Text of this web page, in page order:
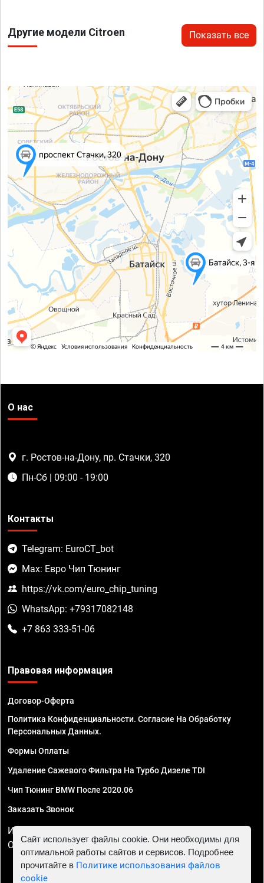
Другие модели Citroen Показать все
О нас
г. Ростов-на-Дону, пр. Стачки, 320
Пн-Сб | 09:00 - 19:00
Контакты
Telegram: EuroCT_bot
Max: Евро Чип Тюнинг
https://vk.com/euro_chip_tuning
WhatsApp: +79317082148
+7 863 333-51-06
Правовая информация
Договор-Оферта
Политика Конфиденциальности. Согласие На Обработку
Персональных Данных.
Формы Оплаты
Удаление Сажевого Фильтра На Турбо Дизеле TDI
Чип Тюнинг BMW После 2020.06
Заказать Звонок
ИП Смирнов Георгий Павлович. ИНН 781302555843,
ОГРНИП 324470400032610
Сайт использует файлы cookie. Они необходимы для
оптимальной работы сайтов и сервисов. Подробнее
прочитайте в Политике использования файлов
cookie